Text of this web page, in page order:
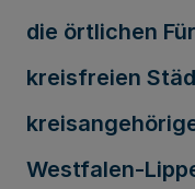
die örtlichen
kreisfreien
Westfalen-